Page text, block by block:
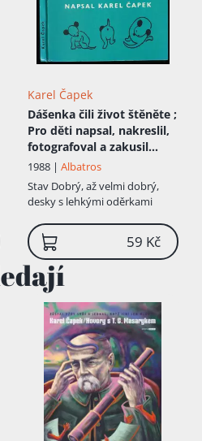
Karel Čapek
Dášenka čili život štěněte ;
Pro děti napsal, nakreslil,
fotografoval a zakusil
Karel Čapek
1988 | Albatros
Stav Dobrý, až velmi dobrý,
desky s lehkými oděrkami
59 Kč